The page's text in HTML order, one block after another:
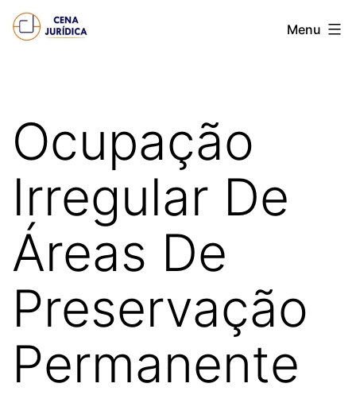
Pular
para
Cena
Menu
Ocupação
Irregular De
Áreas De
Preservação
Permanente